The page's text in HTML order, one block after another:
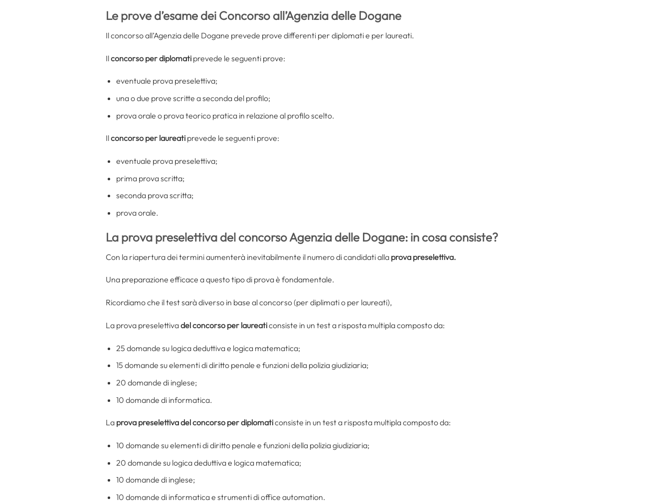
Le prove d’esame dei Concorso all’Agenzia delle Dogane
Il concorso all’Agenzia delle Dogane prevede prove differenti per diplomati e per laureati.
Ilconcorso per diplomati prevede le seguenti prove:
eventuale prova preselettiva;
una o due prove scritte a seconda del profilo;
prova orale o prova teorico pratica in relazione al profilo scelto.
Ilconcorso per laureati prevede le seguenti prove:
eventuale prova preselettiva;
prima prova scritta;
seconda prova scritta;
prova orale.
La prova preselettiva del concorso Agenzia delle Dogane: in cosa consiste?
Con la riapertura dei termini aumenterà inevitabilmente il numero di candidati alla prova preselettiva.
Una preparazione efficace a questo tipo di prova è fondamentale.
Ricordiamo che il test sarà diverso in base al concorso (per diplimati o per laureati),
La prova preselettivadel concorso per laureaticonsiste in un test a risposta multipla composto da:
25 domande su logica deduttiva e logica matematica;
15 domande su elementi di diritto penale e funzioni della polizia giudiziaria;
20 domande di inglese;
10 domande di informatica.
La prova preselettiva del concorso per diplomaticonsiste in un test a risposta multipla composto da:
10 domande su elementi di diritto penale e funzioni della polizia giudiziaria;
20 domande su logica deduttiva e logica matematica;
10 domande di inglese;
10 domande di informatica e strumenti di office automation.